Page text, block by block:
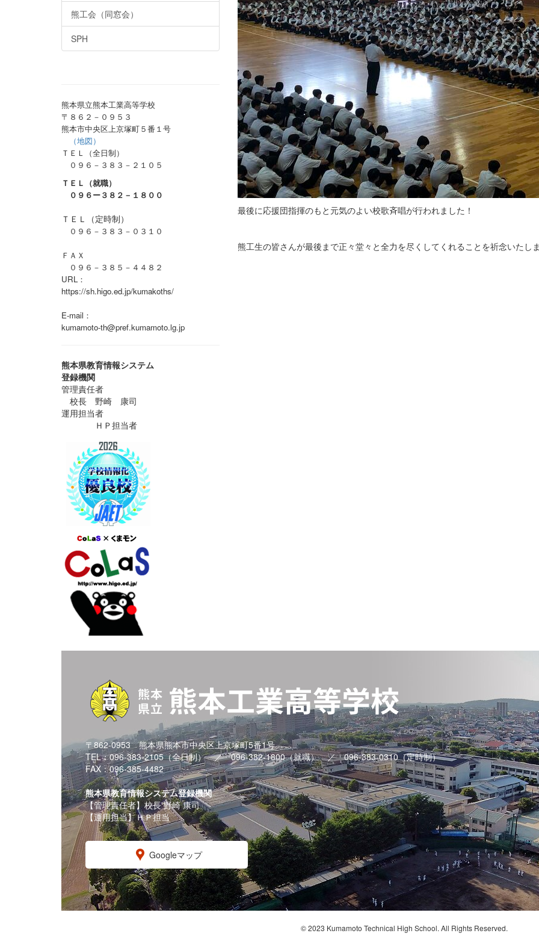
最後に応援団指揮のもと元気のよい校歌斉唱が行われました！
熊工生の皆さんが最後まで正々堂々と全力を尽くしてくれることを祈念いたし
熊工会（同窓会）
SPH
熊本県立熊本工業高等学校
〒８６２－０９５３
熊本市中央区上京塚町５番１号
（地図）
ＴＥＬ（全日制）
０９６－３８３－２１０５
ＴＥＬ（就職）
０９６ー３８２－１８００
ＴＥＬ（定時制）
０９６－３８３－０３１０
ＦＡＸ
０９６－３８５－４４８２
URL：
https://sh.higo.ed.jp/kumakoths/
E-mail：
kumamoto-th@pref.kumamoto.lg.jp
熊本県教育情報システム
登録機関
管理責任者
校長 野崎 康司
運用担当者
ＨＰ担当者
〒862-0953 熊本県熊本市中央区上京塚町5番1号
TEL：096-383-2105（全日制） ／ 096-382-1800（就職） ／ 096-383-0310（定時制）
FAX：096-385-4482
熊本県教育情報システム登録機関
【管理責任者】校長 野崎 康司
【運用担当】ＨＰ担当
Googleマップ
© 2023 Kumamoto Technical High School. All Rights Reserved.